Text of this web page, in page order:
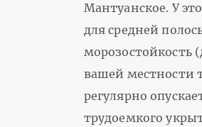
Мантуанское. У
для средней
морозостойкость
вашей местности
регулярно
трудоемкого